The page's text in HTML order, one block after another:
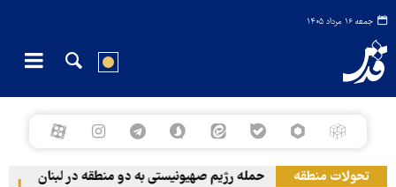
جمعه ۱۶ مرداد ۱۴۰۵
تحولات منطقه حمله رژیم صهیونیستی به دو منطقه در لبنان